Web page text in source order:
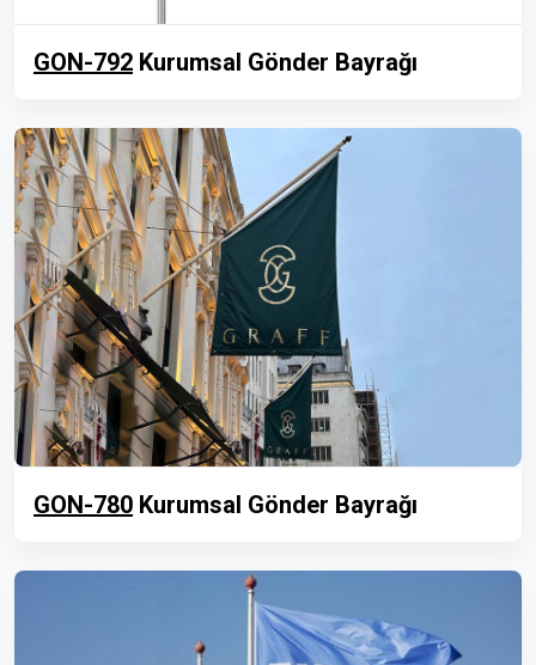
GON-792 Kurumsal Gönder Bayrağı
GON-780 Kurumsal Gönder Bayrağı